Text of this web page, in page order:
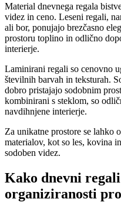
Material dnevnega regala
videz in ceno. Leseni regali,
ali bor, ponujajo brezčasno
prostoru toplino in odlično
interierje.
Laminirani regali so cenovno
številnih barvah in teksturah.
dobro pristajajo sodobnim
kombinirani s steklom, so
navdihnjene interierje.
Za unikatne prostore se lahko
materialov, kot so les, kovina
sodoben videz.
Kako dnevni
organiziranosti